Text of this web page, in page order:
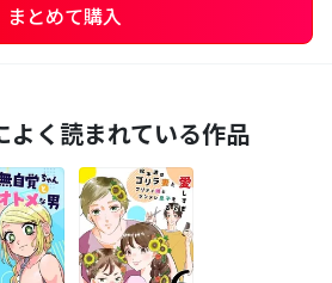
まとめて購入
よく読まれている作品